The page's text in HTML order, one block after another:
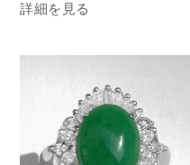
詳細を見る